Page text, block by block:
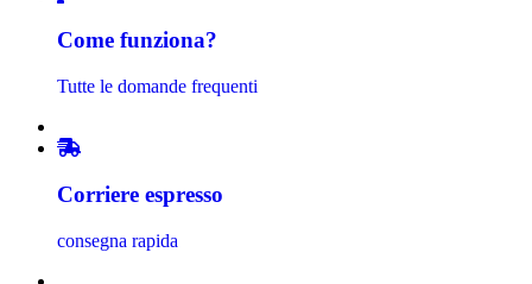
Come funziona?
Tutte le domande frequenti
Corriere espresso
consegna rapida